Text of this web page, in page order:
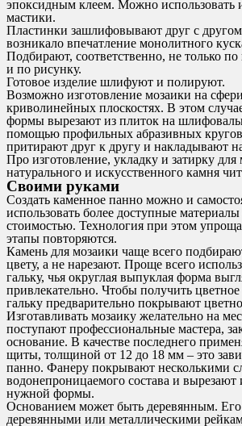
эпоксидным клеем. Можно использовать
мастики.
Пластинки зашлифовывают друг с
возникало впечатление монолитного
Подбирают, соответственно, не только по
и по рисунку.
Готовое изделие шлифуют и полируют.
Возможно изготовление мозаики на
криволинейных плоскостях. В этом
формы вырезают из плиток на
помощью профильных абразивных
притирают друг к другу и накладывают
Про изготовление, укладку и затирку для
натурального и искусственного камня
Своими руками
Создать каменное панно можно и
использовать более доступные материалы
стоимостью. Технология при этом
этапы повторяются.
Камень для мозаики чаще всего
цвету, а не нарезают. Проще всего
гальку, чья округлая выпуклая форма
привлекательно. Чтобы получить
гальку предварительно покрывают
Изготавливать мозаику желательно на
поступают профессиональные мастера,
основание. В качестве последнего
щиты, толщиной от 12 до 18 мм – это
панно. Фанеру покрывают несколькими
водонепроницаемого состава и вырезают
нужной формы.
Основанием может быть деревянным.
деревянными или металлическими